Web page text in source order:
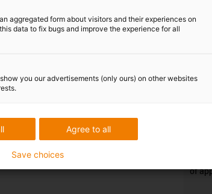
of
aggregated form about visitors and their experiences on
data to fix bugs and improve the experience for all
you our advertisements (only ours) on other websites
Agree to all
Save choices